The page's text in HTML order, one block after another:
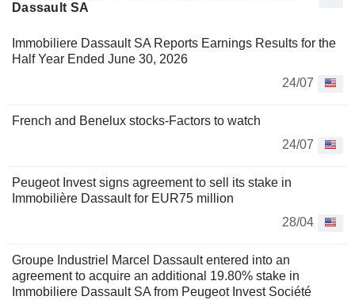
Dassault SA
Immobiliere Dassault SA Reports Earnings Results for the
Half Year Ended June 30, 2026
24/07
French and Benelux stocks-Factors to watch
24/07
Peugeot Invest signs agreement to sell its stake in
Immobilière Dassault for EUR75 million
28/04
Groupe Industriel Marcel Dassault entered into an
agreement to acquire an additional 19.80% stake in
Immobiliere Dassault SA from Peugeot Invest Société